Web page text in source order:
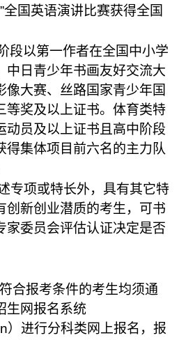
全国英语演讲比赛获得全国
段以第一作者在全国中小学
中日青少年书画友好交流大
像大赛、丝路国家青少年国
等奖及以上证书。体育类特
动员及以上证书且高中阶段
得集体项目前六名的主力队
专项或特长外，具有其它特
创新创业潜质的考生，可书
家委员会评估认证决定是否
合报考条件的考生均须通
生网报名系统
）进行分科类网上报名，报